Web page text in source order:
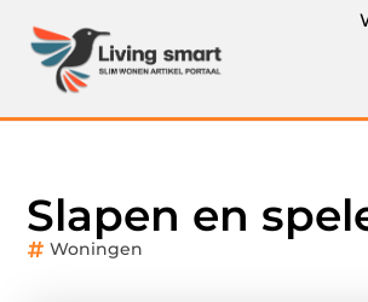
Slapen en
Woningen